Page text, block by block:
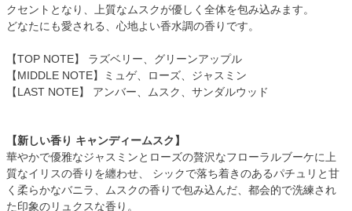
クセントとなり、上質なムスクが優しく全体を包み込みます。
どなたにも愛される、心地よい香水調の香りです。
【TOP NOTE】 ラズベリー、グリーンアップル
【MIDDLE NOTE】ミュゲ、ローズ、ジャスミン
【LAST NOTE】 アンバー、ムスク、サンダルウッド
【新しい香り キャンディームスク】
華やかで優雅なジャスミンとローズの贅沢なフローラルブーケに上
質なイリスの香りを纏わせ、 シックで落ち着きのあるパチュリと甘
く柔らかなバニラ、ムスクの香りで包み込んだ、都会的で洗練され
た印象のリュクスな香り。